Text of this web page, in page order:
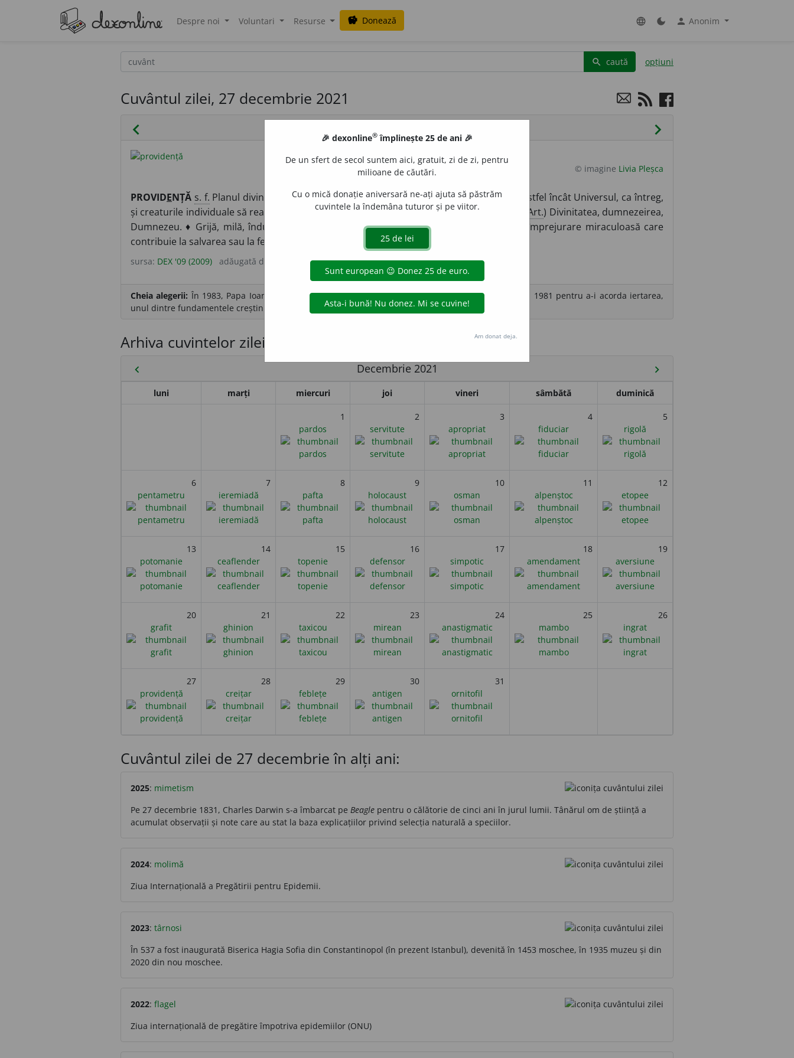
Despre noi Voluntari Resurse savings Donează language dark_mode person Anonim
search caută opțiuni
Cuvântul zilei, 27 decembrie 2021
chevron_left chevron_right
© imagine Livia Pleșca
PROVIDENȚĂ s. f. Planul divin prin care este prevăzut și orientat cursul evenimentelor astfel încât Universul, ca întreg,
și creaturile individuale să realizeze scopurile stabilite de Dumnezeu; pronie cerească. ♦ (
Art.) Divinitatea, dumnezeirea,
Dumnezeu. ♦ Grijă, milă, îndurare ca atribute ale divinității. ♦Fig.
(Rar) Persoană sau împrejurare miraculoasă care
contribuie la salvarea sau la fericirea cuiva. – Din
providentia,
sursa: DEX '09 (2009) adăugată de acțiuni
Cheia alegerii: În 1983, Papa Ioan Paul al II-lea îl vizitează la închisoare pe cel care l-a împușcat în 1981 pentru a-i acorda iertarea,
unul dintre fundamentele creștinismului.
Arhiva cuvintelor zilei
chevron_left Decembrie 2021 chevron_right
luni marți miercuri joi vineri sâmbătă duminică
1
pardos
2
servitute
3
apropriat
4
fiduciar
5
rigolă
6
pentametru
7
ieremiadă
8
pafta
9
holocaust
10
osman
11
alpenștoc
12
etopee
13
potomanie
14
ceaflender
15
topenie
16
defensor
17
simpotic
18
amendament
19
aversiune
20
grafit
21
ghinion
22
taxicou
23
mirean
24
anastigmatic
25
mambo
26
ingrat
27
providență
28
creițar
29
feblețe
30
antigen
31
ornitofil
Cuvântul zilei de 27 decembrie în alți ani:
2025: mimetism
Pe 27 decembrie 1831, Charles Darwin s-a îmbarcat pe Beagle pentru o călătorie de cinci ani în jurul lumii. Tânărul om de știință a
acumulat observații și note care au stat la baza explicațiilor privind selecția naturală a speciilor.
2024: molimă
Ziua Internațională a Pregătirii pentru Epidemii.
2023: târnosi
În 537 a fost inaugurată Biserica Hagia Sofia din Constantinopol (în prezent Istanbul), devenită în 1453 moschee, în 1935 muzeu și din
2020 din nou moschee.
2022: flagel
Ziua internațională de pregătire împotriva epidemiilor (ONU)
🎉 dexonline® împlinește 25 de ani 🎉
De un sfert de secol suntem aici, gratuit, zi de zi, pentru
milioane de căutări.
Cu o mică donație aniversară ne-ați ajuta să păstrăm
cuvintele la îndemâna tuturor și pe viitor.
Am donat deja.